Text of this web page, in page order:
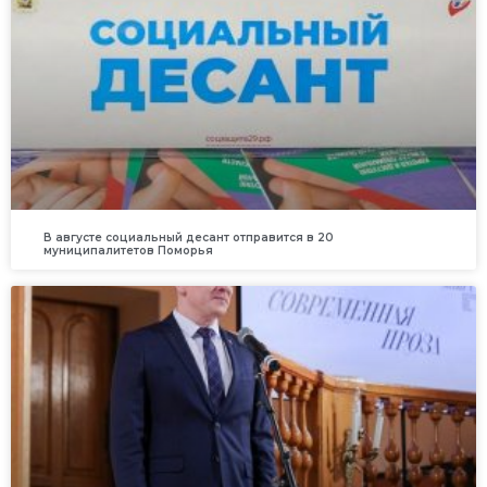
В августе социальный десант отправится в 20
муниципалитетов Поморья